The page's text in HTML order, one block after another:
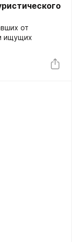
от
ищущих